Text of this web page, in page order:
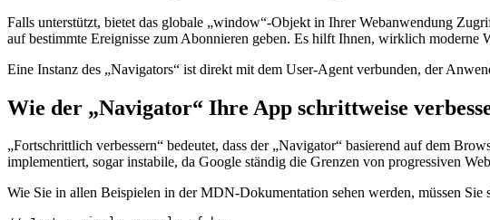
Was ist der „Navigator“ in Web-Apps?
auf bestimmte Ereignisse zum Abonnieren geben. Es hilft Ihnen, wirklich moderne
Eine Instanz des „Navigators“ ist direkt mit dem User-Agent verbunden, der
Wie der „Navigator“ Ihre App schrittweise
implementiert, sogar instabile, da Google ständig die Grenzen von progressiven